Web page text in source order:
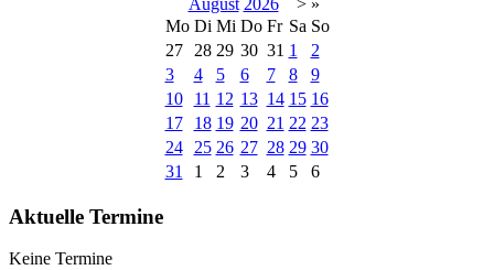
Mo Di Mi Do Fr Sa So
27
28 29 30 31 1
2
3
4 5 6 7 8
9
10
11 12 13 14 15 16
17
18 19 20 21 22 23
24
25 26 27 28 29 30
31
1 2 3 4 5 6
Aktuelle Termine
Keine Termine